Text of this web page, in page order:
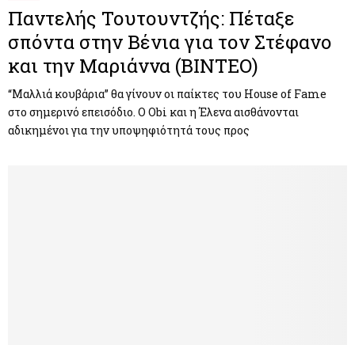
Παντελής Τουτουντζής: Πέταξε
σπόντα στην Βένια για τον Στέφανο
και την Μαριάννα (ΒΙΝΤΕΟ)
“Μαλλιά κουβάρια” θα γίνουν οι παίκτες του House of Fame
στο σημερινό επεισόδιο. Ο Obi και η Έλενα αισθάνονται
αδικημένοι για την υποψηφιότητά τους προς